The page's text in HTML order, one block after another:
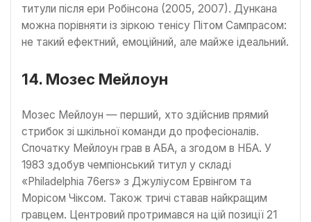
титули після ери Робінсона (2005, 2007). Дункана
можна порівняти із зіркою тенісу Пітом Сампрасом:
не такий ефектний, емоційний, але майже ідеальний.
14. Мозес Мейлоун
Мозес Мейлоун — перший, хто здійснив прямий
стрибок зі шкільної команди до професіоналів.
Спочатку Мейлоун грав в АБА, а згодом в НБА. У
1983 здобув чемпіонський титул у складі
«Philadelphia 76ers» з Джуліусом Ервінгом та
Морісом Чіксом. Також тричі ставав найкращим
гравцем. Центровий протримався на цій позиції 21